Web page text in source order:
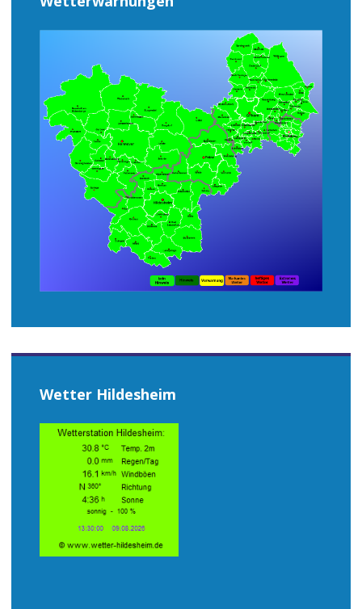
Wetter Hildesheim